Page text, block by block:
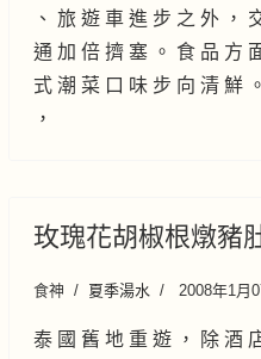
、 旅 遊 車 進 步 之 外 ，
通 加 倍 擠 塞 。 食 品 方
式 潮 菜 口 味 步 向 清 鮮
，
玫瑰花胡椒根燉豬
食神 夏季湯水 2008年1月
泰 國 舊 地 重 遊 ， 除 酒